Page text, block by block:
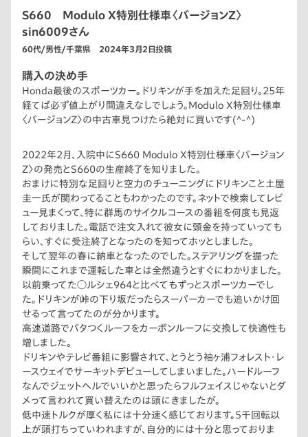
S660 Modulo X特別仕様車〈バージョンZ〉
sin6009さん
60代/男性/千葉県 2024年3月2日投稿
購入の決め手
Honda最後のスポーツカー。ドリキンが手を加えた足回り。25年
経てば必ず値上がり間違えなしでしょう。Modulo X特別仕様車
〈バージョンZ〉の中古車見つけたら絶対に買いです(^-^)
2022年2月、入院中にS660 Modulo X特別仕様車〈バージョン
Z〉の発売とS660の生産終了を知りました。
おまけに特別な足回りと空力のチューニングにドリキンこと土屋
圭一氏が関わってることもわかったのです。ネットで検索してレビ
ュー見まくって、特に群馬のサイクルコースの番組を何度も見返
しておりました。電話で注文入れて彼女に頭金を持っていっても
らい、すぐに受注終了となったのを知ってホッとしました。
そして翌年の春に納車となったのでした。ステアリングを握った
瞬間にこれまで運転した車とは全然違うとすぐにわかりました。
以前乗ってた◯ルシェ964と比べてもずっとスポーツカーでし
た。ドリキンが峠の下り坂だったらスーパーカーでも追いかけ回
せるって言ってたのが分かります。
高速道路でバタつくルーフをカーボンルーフに交換して快適性も
増しました。
ドリキンやテレビ番組に影響されて、とうとう袖ヶ浦フォレスト・レ
ースウェイでサーキットデビューしてしまいました。ハードルーフ
なんでジェットヘルでいいかと思ったらフルフェイスじゃないとダ
メって言われて買い替えたのは頭にきましたが。
低中速トルクが厚く私には十分速く感じております。5千回転以
上が頭打ちっていわれますが、自分的には十分と思っておりま